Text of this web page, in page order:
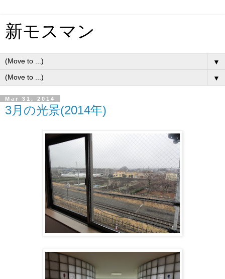
新モスマン
▼
▼
Mar 31, 2014
3月の光景(2014年)